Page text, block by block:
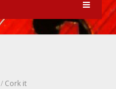
/ Cork it